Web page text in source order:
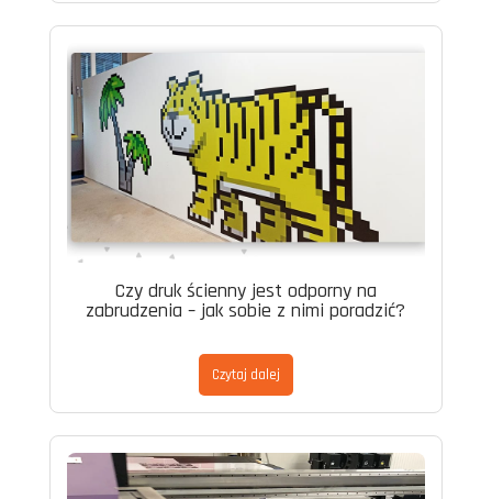
Czy druk ścienny jest odporny na
zabrudzenia – jak sobie z nimi poradzić?
Czytaj dalej